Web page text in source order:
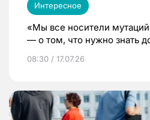
Интересное
«Мы все носители
— о том, что нужно знать
08:30 / 17.07.26